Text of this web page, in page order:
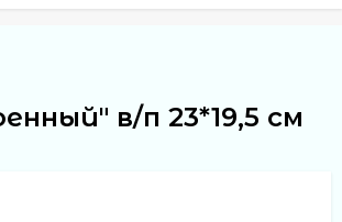
в/п 23*19,5 см